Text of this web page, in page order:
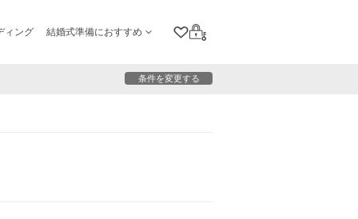
ィング 結婚式準備におすすめ
クリップリスト
ログイン
条件を変更する